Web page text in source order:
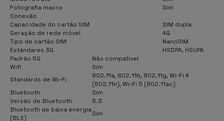
Fotografia macro
Sim
Conexão
Capacidade do cartão SIM
SIM dupla
Geração de rede móvel
4G
Tipo de cartão SIM
NanoSIM
Estándares 3G
HSDPA, HSUPA
Padrão 5G
Não compatível
Wifi
Sim
Standards de Wi-Fi
802.11a, 802.11b, 802.11g, Wi-Fi 4
(802.11n), Wi-Fi 5 (802.11ac)
Bluetooth
Sim
Versão de Bluetooth
5.3
Bluetooth de baixa energia
(BLE)
Sim